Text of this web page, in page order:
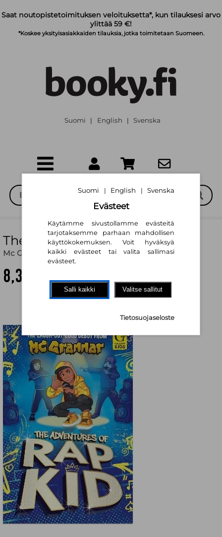
Saat noutopistetoimituksen veloituksetta*, kun tilauksesi arvo
ylittää 59 €!
*Koskee yksityisasiakkaiden tilauksia, jotka toimitetaan Suomeen.
Suomi | English | Svenska
The Adventures of Rap Kid
Mc Grammar
8,30 €
Suomi | English | Svenska
Evästeet
Käytämme sivustollamme evästeitä
tarjotaksemme parhaan mahdollisen
käyttökokemuksen. Voit hyväksyä
kaikki evästeet tai valita sallimasi
evästeet.
Salli kaikki Valitse sallitut
Tietosuojaseloste